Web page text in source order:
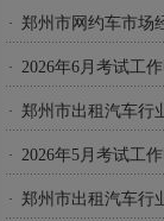
· 郑州市网约车市场
· 2026年6月考试工
· 郑州市出租汽车行
· 2026年5月考试工
· 郑州市出租汽车行